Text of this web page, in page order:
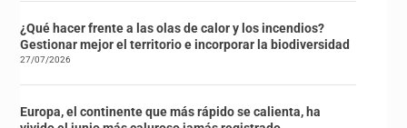
¿Qué hacer frente a las olas de calor y los incendios?
Gestionar mejor el territorio e incorporar la biodiversidad
27/07/2026
Europa, el continente que más rápido se calienta, ha